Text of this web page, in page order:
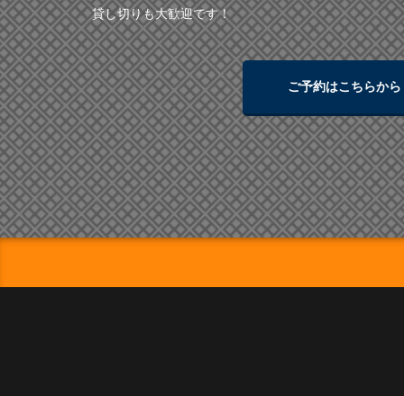
貸し切りも大歓迎です！
ご予約はこちらから